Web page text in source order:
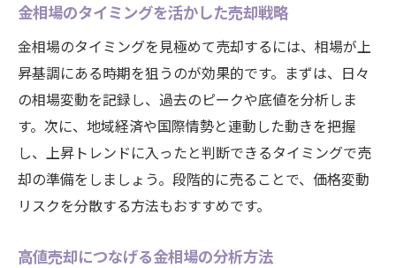
金相場のタイミングを活かした売却戦略
金相場のタイミングを見極めて売却するには、相場が上
昇基調にある時期を狙うのが効果的です。まずは、日々
の相場変動を記録し、過去のピークや底値を分析しま
す。次に、地域経済や国際情勢と連動した動きを把握
し、上昇トレンドに入ったと判断できるタイミングで売
却の準備をしましょう。段階的に売ることで、価格変動
リスクを分散する方法もおすすめです。
高値売却につなげる金相場の分析方法